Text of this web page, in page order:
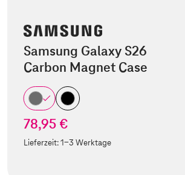
Samsung Galaxy S26
Carbon Magnet Case
78,95 €
Lieferzeit:1-3 Werktage